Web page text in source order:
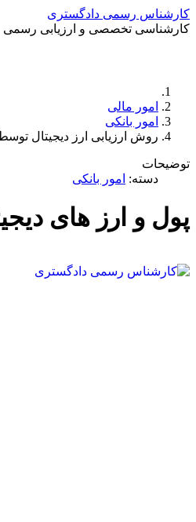
کارشناس رسمی دادگستری
کارشناسی تخصصی و ارزیابی رسمی
امور مالی
امور بانکی
روش ارزیابی ارز دیجیتال
توضیحات
دسته: امور بانکی
پول و ارز های